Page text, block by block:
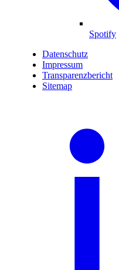
Spotify
Datenschutz
Impressum
Transparenzbericht
Sitemap